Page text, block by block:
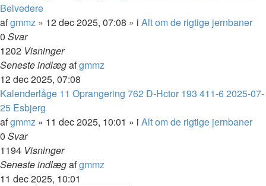
Belvedere
afgmmz » 12 dec 2025, 07:08 » i Alt om de rigtige jernbaner
0 Svar
1202 Visninger
Seneste indlægafgmmz
12 dec 2025, 07:08
Kalenderlåge 11 Oprangering 762 D-Hctor 193 411-6 2025-07-
25 Esbjerg
afgmmz » 11 dec 2025, 10:01 » i Alt om de rigtige jernbaner
0 Svar
1194 Visninger
Seneste indlægafgmmz
11 dec 2025, 10:01